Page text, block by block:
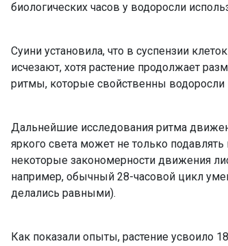
биологических часов у водоросли
Суини установила, что в суспензии
исчезают, хотя растение продолжает
ритмы, которые свойственны водо­росли
Дальнейшие исследования ритма
яркого света может не только
некоторые закономерности дви­жения
например, обычный 28-часовой цикл
делались равными).
Как показали опыты, растение усвоило